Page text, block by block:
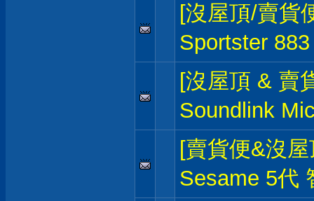
[沒屋頂/賣貨
Sportster
[沒屋頂 & 賣
Soundlink
[賣貨便&沒
Sesame 5代